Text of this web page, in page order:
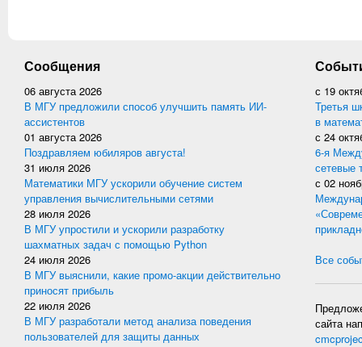
Сообщения
06 августа 2026
В МГУ предложили способ улучшить память ИИ-
ассистентов
01 августа 2026
Поздравляем юбиляров августа!
31 июля 2026
Математики МГУ ускорили обучение систем
управления вычислительными сетями
28 июля 2026
В МГУ упростили и ускорили разработку
шахматных задач с помощью Python
24 июля 2026
В МГУ выяснили, какие промо-акции действительно
приносят прибыль
22 июля 2026
В МГУ разработали метод анализа поведения
пользователей для защиты данных
с 19
Третья
в
с 24
6-я
сетевые
с 02
Все
сайта